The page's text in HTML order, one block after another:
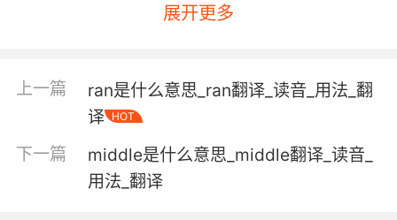
【knowledge相关词条】
self-knowledge n. 自知之明，自觉;
local knowledge 局部知识;
speculative knowledge 理论知识;
procedural knowledge 过程性知识;
general knowledge 常识;人所共知的事;
展开更多
上一篇
ran是什么意思_ran翻译_读音_用法_翻
译
HOT
下一篇
middle是什么意思_middle翻译_读音_
用法_翻译